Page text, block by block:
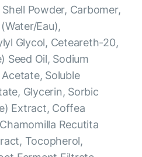
Powder, Carbomer,
Eau),
Glycol, Ceteareth-20,
Seed Oil, Sodium
Soluble
Glycerin, Sorbic
Extract, Coffea
Recutita
Tocopherol,